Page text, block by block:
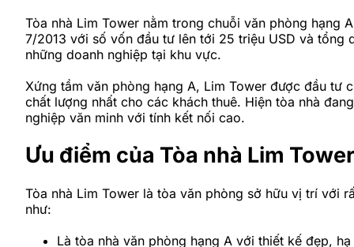
Tòa nhà Lim Tower nằm trong chuỗi văn phòng hạng
7/2013 với số vốn đầu tư lên tới 25 triệu USD và
những doanh nghiệp tại khu vực.
Xứng tầm văn phòng hạng A, Lim Tower được đầu tư
chất lượng nhất cho các khách thuê. Hiện tòa nhà
nghiệp văn minh với tính kết nối cao.
Ưu điểm của Tòa nhà Lim Tower
Tòa nhà Lim Tower là tòa văn phòng sở hữu vị trí với
như:
Là tòa nhà văn phòng hạng A với thiết kế đẹp,